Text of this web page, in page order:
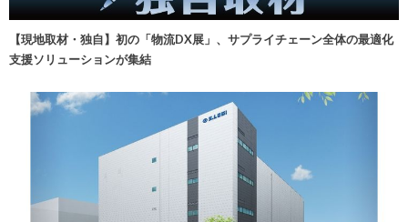
【現地取材・独自】初の「物流DX展」、サプライチェーン全体の最適化
支援ソリューションが集結